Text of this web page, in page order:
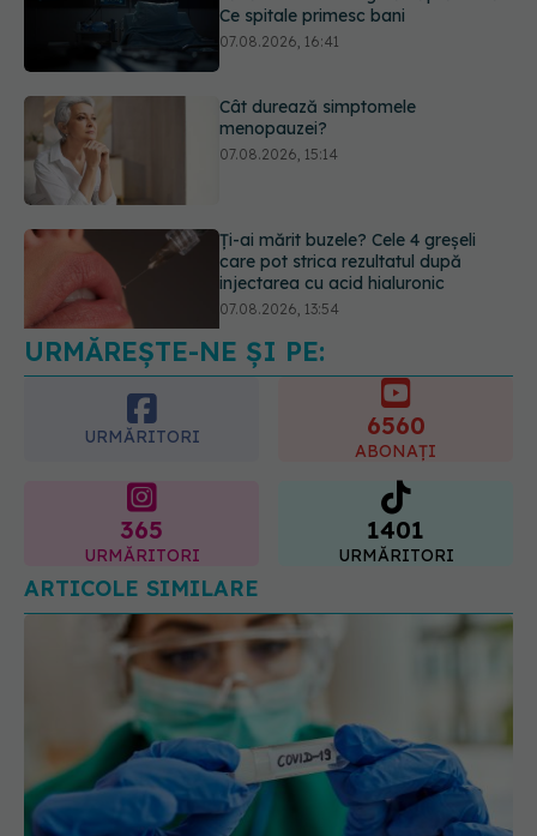
menopauzei?
07.08.2026, 15:14
Ți-ai mărit buzele? Cele 4 greșeli
care pot strica rezultatul după
Testul din deget care ar putea
indica riscul pentru 8 boli majore
07.08.2026, 18:34
URMĂREȘTE-NE ȘI PE:
URMĂRITORI
365 1401
URMĂRITORI
ARTICOLE SIMILARE
Cum au fost afectați diabeticii de COVID. Ce s-a
aflat abia acum